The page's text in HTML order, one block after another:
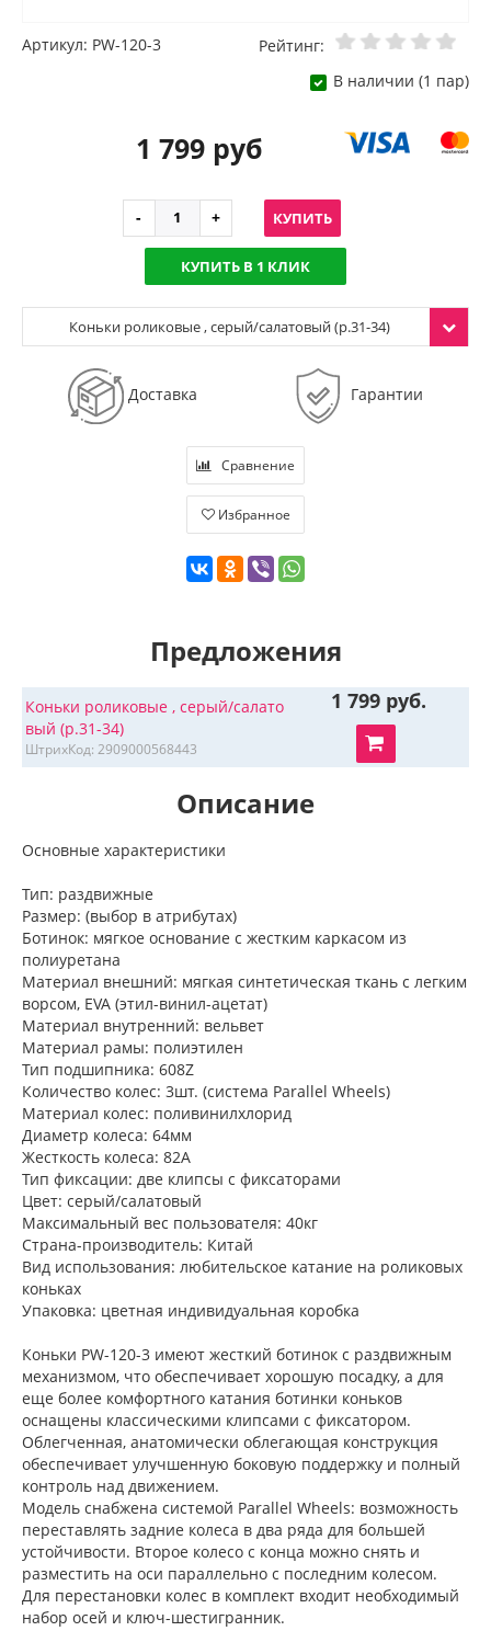
Артикул: PW-120-3
Рейтинг:
В наличии (1 пар)
1 799 руб
КУПИТЬ
КУПИТЬ В 1 КЛИК
Коньки роликовые , серый/салатовый (р.31-34)
Доставка Гарантии
Сравнение
Избранное
Предложения
Коньки роликовые , серый/салато
вый (р.31-34)
ШтрихКод: 2909000568443
1 799 руб.
Описание
Основные характеристики
Тип: раздвижные
Размер: (выбор в атрибутах)
Ботинок: мягкое основание с жестким каркасом из
полиуретана
Материал внешний: мягкая синтетическая ткань с легким
ворсом, EVA (этил-винил-ацетат)
Материал внутренний: вельвет
Материал рамы: полиэтилен
Тип подшипника: 608Z
Количество колес: 3шт. (система Parallel Wheels)
Материал колес: поливинилхлорид
Диаметр колеса: 64мм
Жесткость колеса: 82А
Тип фиксации: две клипсы с фиксаторами
Цвет: серый/салатовый
Максимальный вес пользователя: 40кг
Страна-производитель: Китай
Вид использования: любительское катание на роликовых
коньках
Упаковка: цветная индивидуальная коробка
Коньки PW-120-3 имеют жесткий ботинок с раздвижным
механизмом, что обеспечивает хорошую посадку, а для
еще более комфортного катания ботинки коньков
оснащены классическими клипсами с фиксатором.
Облегченная, анатомически облегающая конструкция
обеспечивает улучшенную боковую поддержку и полный
контроль над движением.
Модель снабжена системой Parallel Wheels: возможность
переставлять задние колеса в два ряда для большей
устойчивости. Второе колесо с конца можно снять и
разместить на оси параллельно с последним колесом.
Для перестановки колес в комплект входит необходимый
набор осей и ключ-шестигранник.